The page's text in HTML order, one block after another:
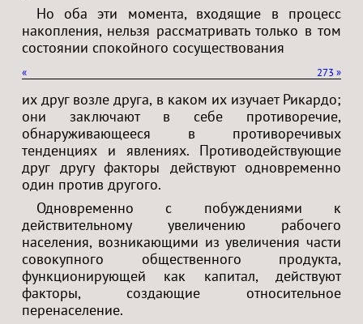
Но оба эти момента, входящие в процесс
накопления, нельзя рассматривать только в том
состоянии спокойного сосуществования
« »
273
их друг возле друга, в каком их изучает Рикардо;
они заключают в себе противоречие,
обнаруживающееся в противоречивых
тенденциях и явлениях. Противодействующие
друг другу факторы действуют одновременно
один против другого.
Одновременно с побуждениями к
действительному увеличению рабочего
населения, возникающими из увеличения части
совокупного общественного продукта,
функционирующей как капитал, действуют
факторы, создающие относительное
перенаселение.